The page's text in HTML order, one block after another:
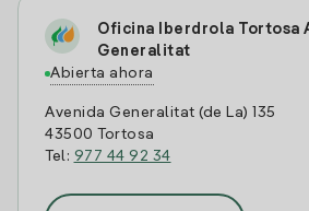
Oficina Iberdrola Tortosa
Generalitat
Abierta ahora
Avenida Generalitat (de La) 135
43500 Tortosa
Tel: 977 44 92 34